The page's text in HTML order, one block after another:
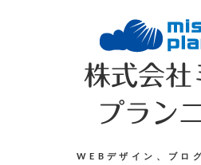
株式会社
プラン
WEBデザイン、ブロ